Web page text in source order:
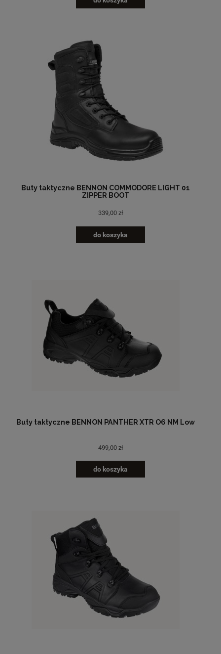
Buty taktyczne BENNON COMMODORE LIGHT 01
ZIPPER BOOT
339,00 zł
do koszyka
Buty taktyczne BENNON PANTHER XTR O6 NM Low
499,00 zł
do koszyka